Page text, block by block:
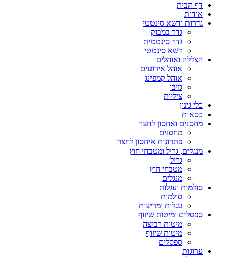
דף הבית
אודות
גדרות ודשא סינטטי
גדר במבוק
גדר סינטטית
דשא סינטטי
הצללה ואוהלים
אוהל אירועים
אוהל קמפינג
גזיבו
ציליות
כלי גינון
כסאות
מחסנים ואחסון לחצר
מחסנים
פתרונות איחסון לחצר
מנגלים, גריל ומטבחי חוץ
גריל
מטבחי חוץ
מנגלים
סולמות ועגלות
סולמות
עגלות ומריצות
ספסלים ומיטות שיזוף
מיטות רביצה
מיטות שיזוף
ספסלים
ערוגות